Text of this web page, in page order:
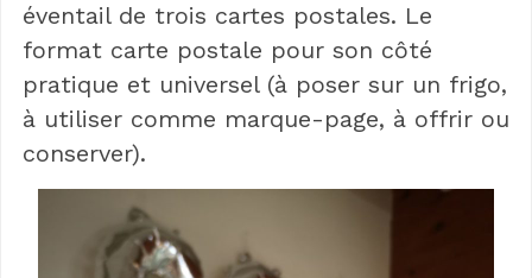
éventail de trois cartes postales. Le
format carte postale pour son côté
pratique et universel (à poser sur un frigo,
à utiliser comme marque-page, à offrir ou
conserver).